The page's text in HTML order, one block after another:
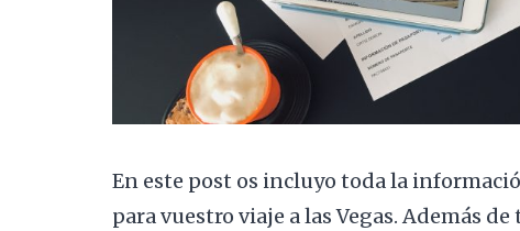
En este post os incluyo toda la
para vuestro viaje a las Vegas. Además